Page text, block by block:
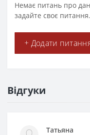
Немає питань про
задайте своє питання.
+ Додати
Відгуки
Татьяна